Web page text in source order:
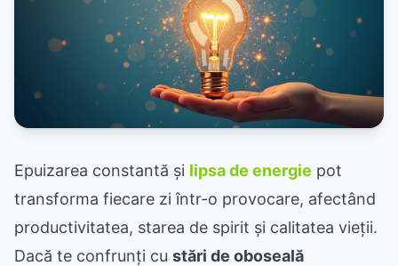
Epuizarea constantă și lipsa de energie pot
transforma fiecare zi într-o provocare, afectând
productivitatea, starea de spirit și calitatea vieții.
Dacă te confrunți cu stări de oboseală